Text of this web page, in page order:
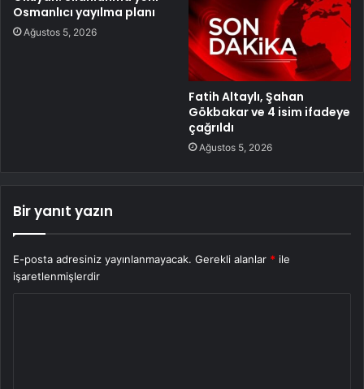
Osmanlıcı yayılma planı
Ağustos 5, 2026
Fatih Altaylı, Şahan
Gökbakar ve 4 isim ifadeye
çağrıldı
Ağustos 5, 2026
Bir yanıt yazın
E-posta adresiniz yayınlanmayacak. Gerekli alanlar * ile
işaretlenmişlerdir